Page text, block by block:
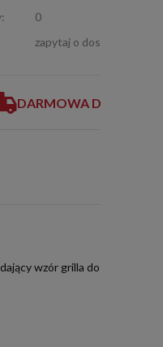
0
zapytaj o dostępność
DARMOWA DOSTAWA
wzór grilla do RQH-114